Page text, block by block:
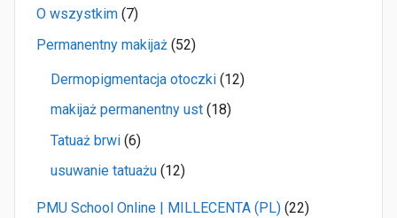
O wszystkim (7)
Permanentny makijaż (52)
Dermopigmentacja otoczki (12)
makijaż permanentny ust (18)
Tatuaż brwi (6)
usuwanie tatuażu (12)
PMU School Online | MILLECENTA (PL) (22)